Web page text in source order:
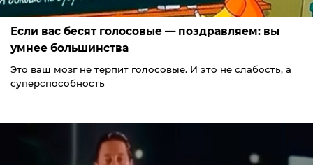
Если вас бесят голосовые — поздравляем: вы
умнее большинства
Это ваш мозг не терпит голосовые. И это не слабость, а
суперспособность